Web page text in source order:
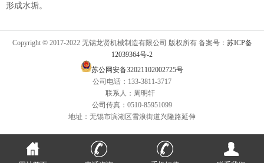
形成水垢。
Copyright © 2017-2022 无锡龙贤机械制造有限公司 版权所有 备案号： 苏ICP备
12039364号-2
苏公网安备32021102002725号
公司电话：133-3811-3717
联系人：周明轩
公司传真：0510-85951099
地址：无锡市滨湖区雪浪街道兴隆路延伸